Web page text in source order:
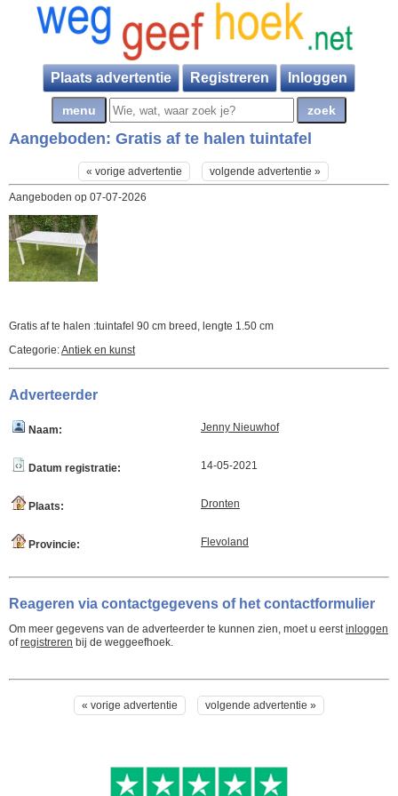
Plaats advertentie Registreren Inloggen
Aangeboden: Gratis af te halen tuintafel
« vorige advertentie volgende advertentie »
Aangeboden op 07-07-2026
Gratis af te halen :tuintafel 90 cm breed, lengte 1.50 cm
Categorie:Antiek en kunst
Adverteerder
Naam: Jenny Nieuwhof
Datum registratie: 14-05-2021
Plaats: Dronten
Provincie: Flevoland
Reageren via contactgegevens of het contactformulier
Om meer gegevens van de adverteerder te kunnen zien, moet u eerst inloggen
ofregistreren bij de weggeefhoek.
« vorige advertentie volgende advertentie »